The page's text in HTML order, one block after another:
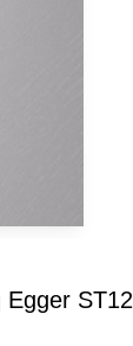
Egger ST12